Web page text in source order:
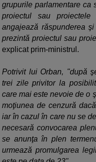
grupurile parlamentare ca
proiectul sau
angajează răspunderea
prezintă proiectul sau
explicat prim-ministrul.
Potrivit lui Orban, "după
trei zile privitor la
care mai este nevoie de o
moţiunea de cenzură
iar în cazul în care nu se
necesară convocarea
se anunţa în plen
urmează promulgarea